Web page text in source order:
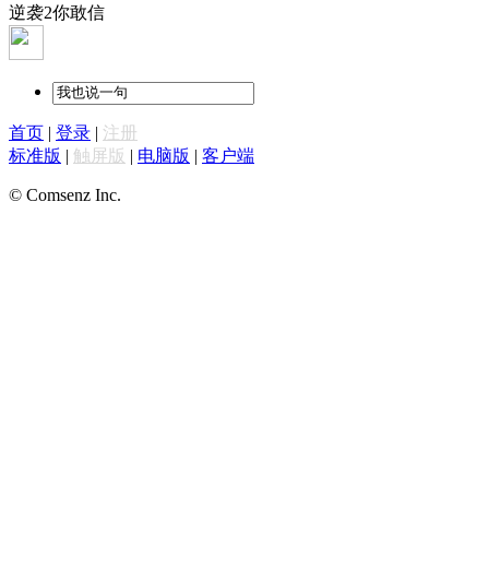
逆袭2你敢信
首页 | 登录 | 注册
标准版 | 触屏版 | 电脑版 | 客户端
© Comsenz Inc.